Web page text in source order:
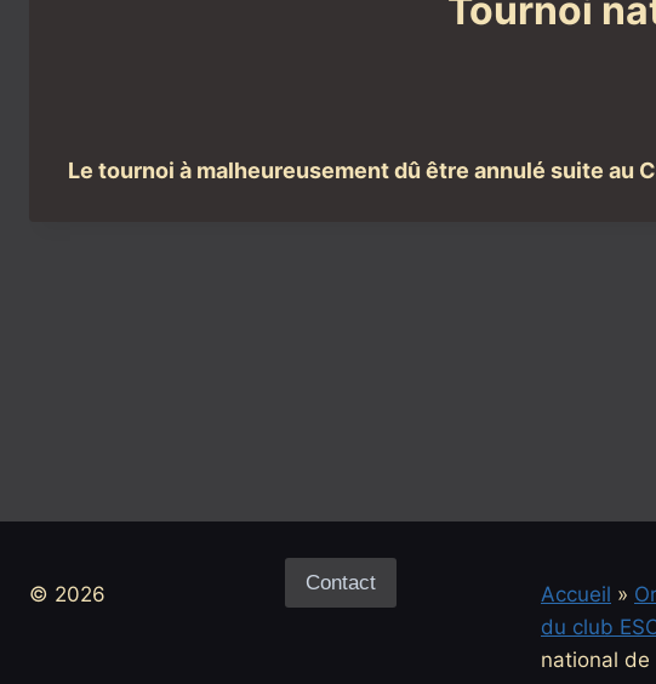
Tournoi
Le tournoi à malheureusement dû être annulé suite au
© 2026 Contact Accueil »
du club
national de